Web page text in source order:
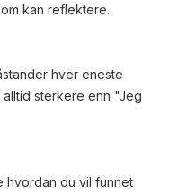
kan reflektere.
hver eneste
sterkere enn "Jeg
hvordan du vil funnet